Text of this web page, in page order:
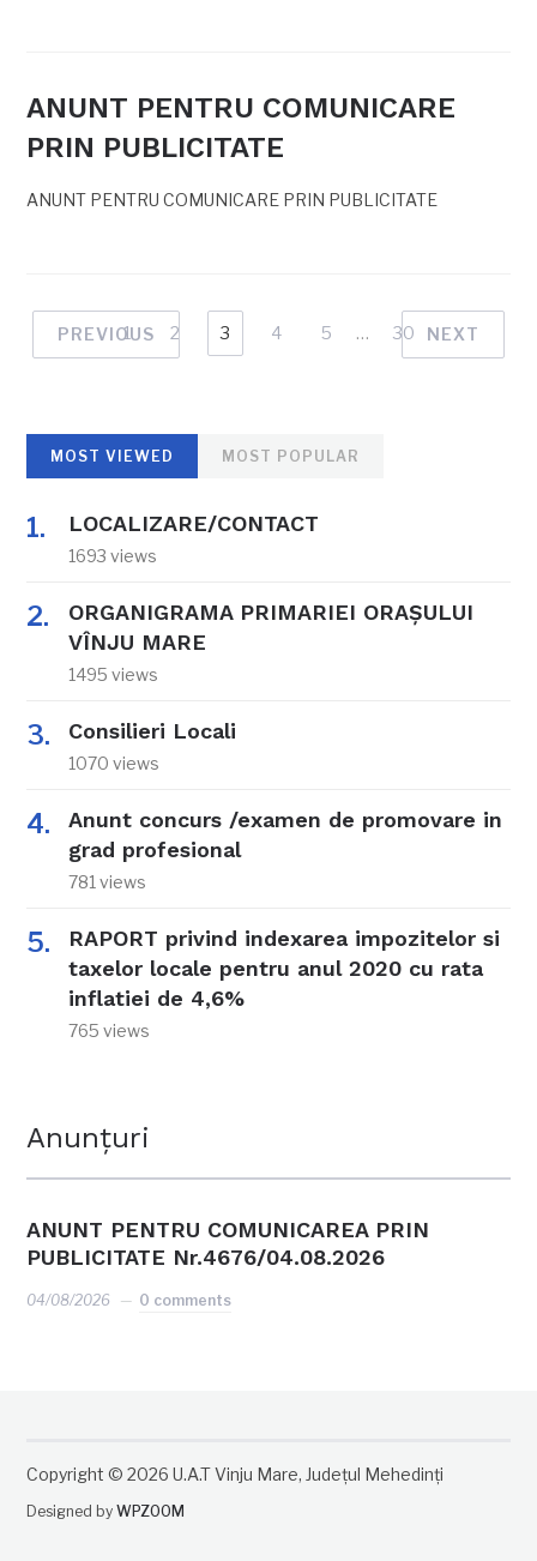
ANUNT PENTRU COMUNICARE
PRIN PUBLICITATE
ANUNT PENTRU COMUNICARE PRIN PUBLICITATE
PREVIOUS
1 2 3 4 5 … 30 NEXT
MOST VIEWED MOST POPULAR
LOCALIZARE/CONTACT
1693 views
ORGANIGRAMA PRIMARIEI ORAŞULUI
VÎNJU MARE
1495 views
Consilieri Locali
1070 views
Anunt concurs /examen de promovare in
grad profesional
781 views
RAPORT privind indexarea impozitelor si
taxelor locale pentru anul 2020 cu rata
inflatiei de 4,6%
765 views
Anunțuri
ANUNT PENTRU COMUNICAREA PRIN
PUBLICITATE Nr.4676/04.08.2026
04/08/2026 0 comments
Copyright © 2026 U.A.T Vinju Mare, Județul Mehedinți
Designed byWPZOOM